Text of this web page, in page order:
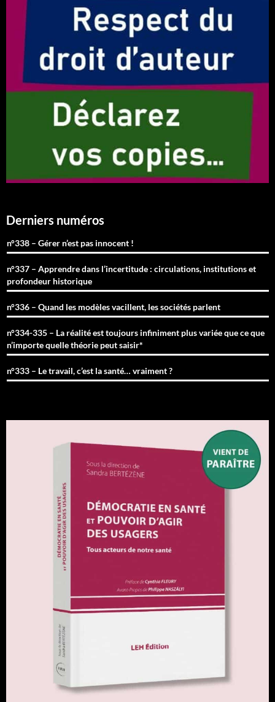
Derniers numéros
n°338 – Gérer n’est pas innocent !
n°337 – Apprendre dans l’incertitude : circulations, institutions et
profondeur historique
n°336 – Quand les modèles vacillent, les sociétés parlent
n°334-335 – La réalité est toujours infiniment plus variée que ce que
n’importe quelle théorie peut saisir*
n°333 – Le travail, c’est la santé… vraiment ?